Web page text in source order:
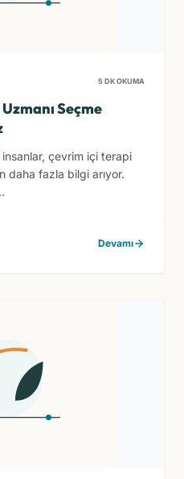
5 DK OKUMA
Seçme
insanlar, çevrim içi terapi
daha fazla bilgi arıyor.
Devamı